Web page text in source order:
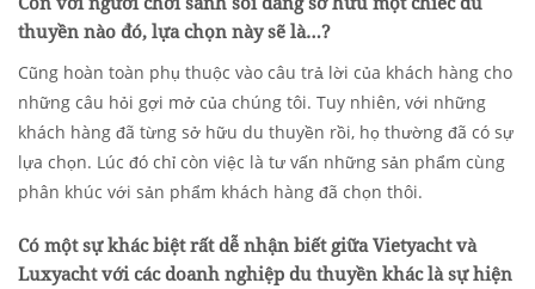
thuyền nào đó, lựa chọn này sẽ là…?
Cũng hoàn toàn phụ thuộc vào câu trả lời của khách hàng cho
những câu hỏi gợi mở của chúng tôi. Tuy nhiên, với những
khách hàng đã từng sở hữu du thuyền rồi, họ thường đã có sự
lựa chọn. Lúc đó chỉ còn việc là tư vấn những sản phẩm cùng
phân khúc với sản phẩm khách hàng đã chọn thôi.
Có một sự khác biệt rất dễ nhận biết giữa Vietyacht và
Luxyacht với các doanh nghiệp du thuyền khác là sự hiện